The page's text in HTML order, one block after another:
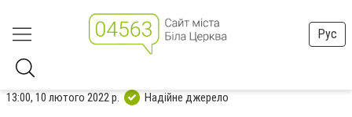
Рус
13:00, 10 лютого 2022 р. Надійне джерело